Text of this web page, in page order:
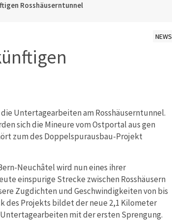
Rosshäuserntunnel
NEWS
Untertagearbeiten am Rosshäuserntunnel.
sich die Mineure vom Ostportal aus gen
zum des Doppelspurausbau-Projekt
Neuchâtel wird nun eines ihrer
einspurige Strecke zwischen Rosshäusern
Zugdichten und Geschwindigkeiten von bis
des Projekts bildet der neue 2,1 Kilometer
mit der ersten Sprengung.